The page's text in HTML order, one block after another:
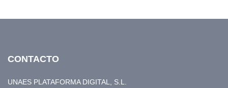
CONTACTO
UNAES PLATAFORMA DIGITAL, S.L.